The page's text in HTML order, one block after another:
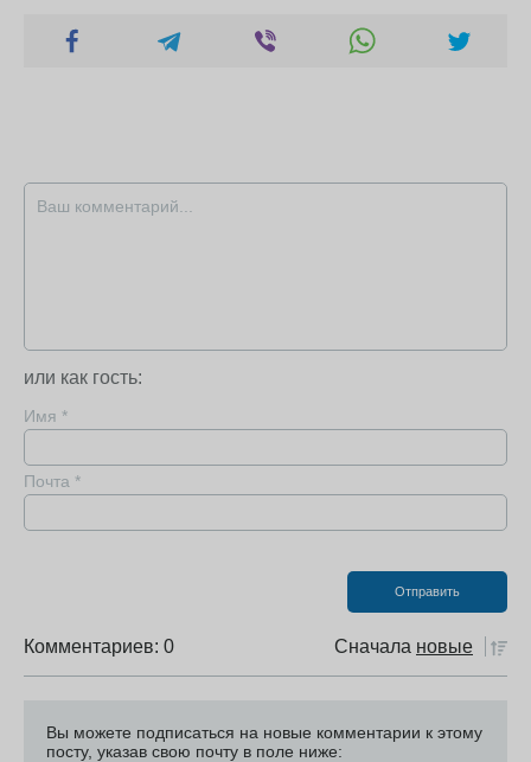
или как гость:
Имя *
Почта *
Комментариев: 0 Сначала новые
Вы можете подписаться на новые комментарии к этому
посту, указав свою почту в поле ниже: